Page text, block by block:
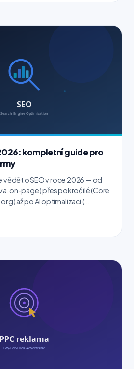
kompletní guide pro
o SEO v roce 2026 — od
on-page) přes pokročilé (Core
až po AI optimalizaci (...